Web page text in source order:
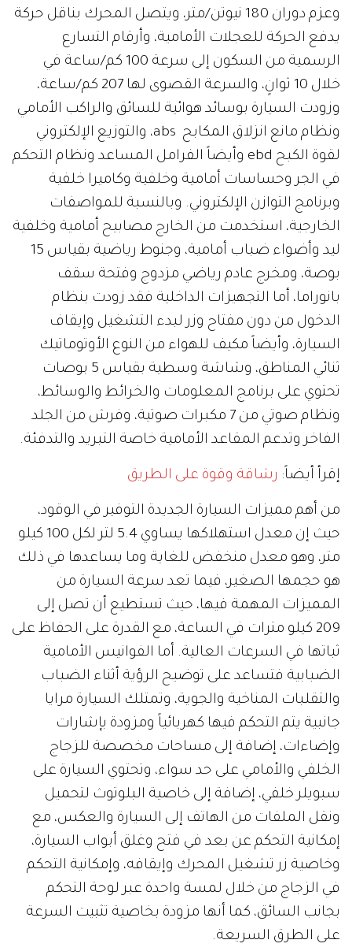
وعزم دوران 180 نيوتن/متر، ويتصل المحرك بناقل حركة
يدفع الحركة للعجلات الأمامية، وأرقام التسارع
الرسمية من السكون إلى سرعة 100 كم/ساعة في
خلال 10 ثوانٍ، والسرعة القصوى لها 207 كم/ساعة،
وزودت السيارة بوسائد هوائية للسائق والراكب الأمامي
ونظام مانع انزلاق المكابح abs، والتوزيع الإلكتروني
لقوة الكبح ebd وأيضاً الفرامل المساعد ونظام التحكم
في الجر وحساسات أمامية وخلفية وكاميرا خلفية
وبرنامج التوازن الإلكتروني. وبالنسبة للمواصفات
الخارجية، استخدمت من الخارج مصابيح أمامية وخلفية
ليد وأضواء ضباب أمامية، وجنوط رياضية بقياس 15
بوصة، ومخرج عادم رياضي مزدوج وفتحة سقف
بانوراما، أما التجهيزات الداخلية فقد زودت بنظام
الدخول من دون مفتاح وزر لبدء التشغيل وإيقاف
السيارة، وأيضاً مكيف للهواء من النوع الأوتوماتيك
ثنائي المناطق، وشاشة وسطية بقياس 5 بوصات
تحتوي على برنامج المعلومات والخرائط والوسائط،
ونظام صوتي من 7 مكبرات صوتية، وفرش من الجلد
الفاخر وتدعم المقاعد الأمامية خاصة التبريد والتدفئة.
إقرأ أيضاً: رشاقة وقوة على الطريق
من أهم مميزات السيارة الجديدة التوفير في الوقود،
حيث إن معدل استهلاكها يساوي 5.4 لتر لكل 100 كيلو
متر، وهو معدل منخفض للغاية وما يساعدها في ذلك
هو حجمها الصغير، فيما تعد سرعة السيارة من
المميزات المهمة فيها، حيث تستطيع أن تصل إلى
209 كيلو مترات في الساعة، مع القدرة على الحفاظ على
ثباتها في السرعات العالية. أما الفوانيس الأمامية
الضبابية فتساعد على توضيح الرؤية أثناء الضباب
والتقلبات المناخية والجوية، وتمتلك السيارة مرايا
جانبية يتم التحكم فيها كهربائياً ومزودة بإشارات
وإضاءات، إضافة إلى مساحات مخصصة للزجاج
الخلفي والأمامي على حد سواء، وتحتوي السيارة على
سبويلر خلفي، إضافة إلى خاصية البلوتوث لتحميل
ونقل الملفات من الهاتف إلى السيارة والعكس، مع
إمكانية التحكم عن بعد في فتح وغلق أبواب السيارة،
وخاصية زر تشغيل المحرك وإيقافه، وإمكانية التحكم
في الزجاج من خلال لمسة واحدة عبر لوحة التحكم
بجانب السائق، كما أنها مزودة بخاصية تثبيت السرعة
على الطرق السريعة.